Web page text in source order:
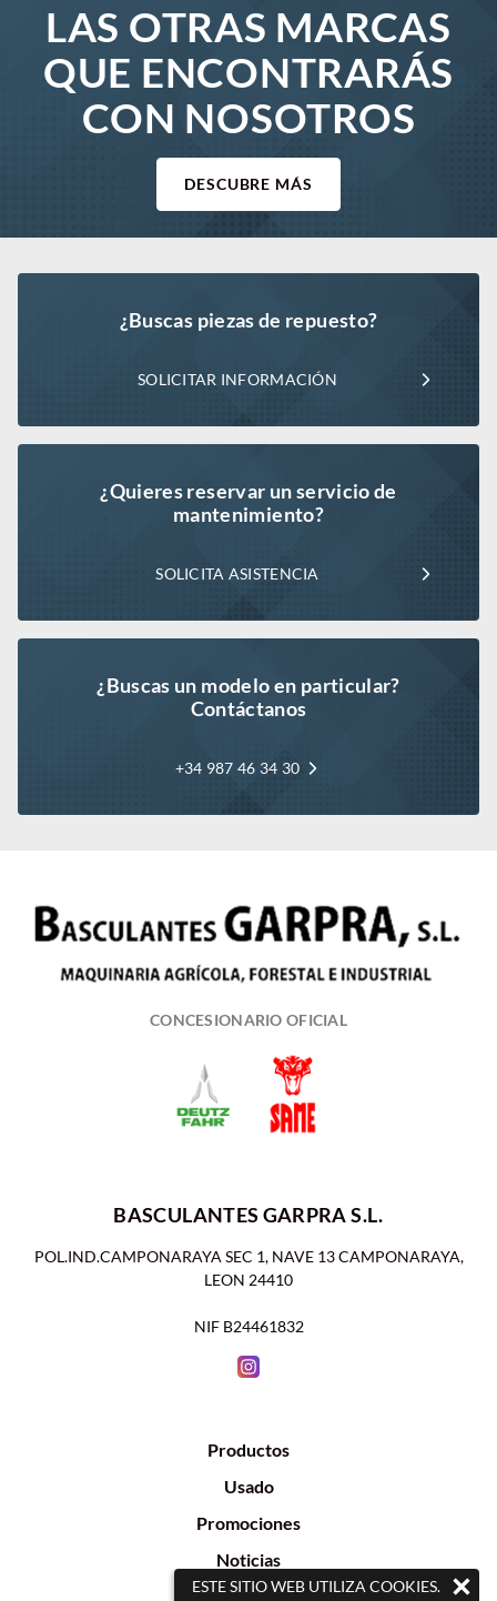
LAS OTRAS MARCAS
QUE ENCONTRARÁS
CON NOSOTROS
DESCUBRE MÁS
¿Buscas piezas de repuesto?
SOLICITAR INFORMACIÓN
¿Quieres reservar un servicio de
mantenimiento?
SOLICITA ASISTENCIA
¿Buscas un modelo en particular?
Contáctanos
+34 987 46 34 30
CONCESIONARIO OFICIAL
BASCULANTES GARPRA S.L.
POL.IND.CAMPONARAYA SEC 1, NAVE 13 CAMPONARAYA,
LEON 24410
NIF B24461832
Productos
Usado
Promociones
Noticias
ESTE SITIO WEB UTILIZA COOKIES.